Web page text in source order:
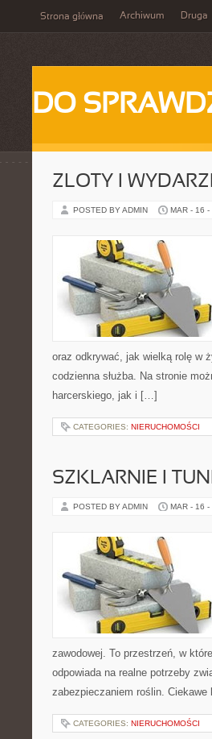
Strona główna Archiwum Druga
DO
ZLOTY I
POSTED BY ADMIN MAR - 16 -
oraz odkrywać, jak wielką rolę w
codzienna służba. Na stronie
harcerskiego, jak i […]
CATEGORIES: NIERUCHOMOŚCI
SZKLARNIE I
POSTED BY ADMIN MAR - 16 -
zawodowej. To przestrzeń, w
odpowiada na realne potrzeby
zabezpieczaniem roślin.
CATEGORIES: NIERUCHOMOŚCI